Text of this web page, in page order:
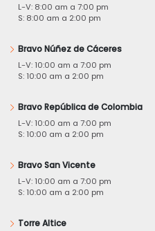
L-V: 8:00 am a 7:00 pm
S: 8:00 am a 2:00 pm
Bravo Núñez de Cáceres
L-V: 10:00 am a 7:00 pm
S: 10:00 am a 2:00 pm
Bravo República de Colombia
L-V: 10:00 am a 7:00 pm
S: 10:00 am a 2:00 pm
Bravo San Vicente
L-V: 10:00 am a 7:00 pm
S: 10:00 am a 2:00 pm
Torre Altice